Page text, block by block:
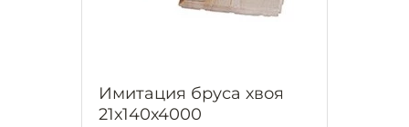
Имитация бруса хвоя
21х140х4000